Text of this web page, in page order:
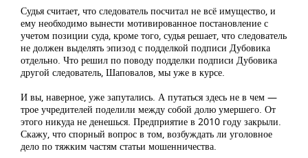
Судья считает, что следователь посчитал не всё имущество, и
ему необходимо вынести мотивированное постановление с
учетом позиции суда, кроме того, судья решает, что следователь
не должен выделять эпизод с подделкой подписи Дубовика
отдельно. Что решил по поводу подделки подписи Дубовика
другой следователь, Шаповалов, мы уже в курсе.
И вы, наверное, уже запутались. А путаться здесь не в чем —
трое учредителей поделили между собой долю умершего. От
этого никуда не денешься. Предприятие в 2010 году закрыли.
Скажу, что спорный вопрос в том, возбуждать ли уголовное
дело по тяжким частям статьи мошенничества.